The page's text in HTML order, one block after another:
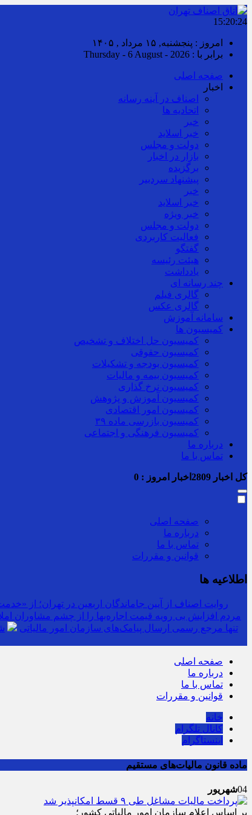
15:20:25
امروز : پنجشنبه, ۱۵ مرداد , ۱۴۰۵
برابر با : Thursday - 6 August - 2026
صفحه اصلی
اخبار
اصناف در آینه رسانه
اتحادیه ها
خبر
خبر اسلايد
دولت و مجلس
بازار در اخبار
برگزیده
پیشنهاد سردبیر
خبر
خبر اسلايد
خبر ویژه
دولت و مجلس
فعالیت کاربردی
گفتگو
هیئت رئیسه
یادداشت
چند رسانه ای
گالری فیلم
گالری عکس
سامانه آموزش
کمیسیون ها
کمیسیون حل اختلاف و تشخیص
کمیسیون حقوقی
کمیسیون بودجه و تشکیلات
کمیسیون بیمه و مالیات
کمیسیون نرخ گذاری
کمیسیون آموزش و پژوهش
کمیسیون امور اقتصادی
کمیسیون بازرسی ماده ۳۹
کمیسیون فرهنگی و اجتماعی
درباره ما
تماس با ما
کل اخبار اخبار امروز : 0
صفحه اصلی
درباره ما
تماس با ما
قوانین و مقررات
اطلاعیه ها
روایت اصناف از آیین جاماندگان اربعین در تهران؛ از
مردم افزایش بی رویه قیمت اجاره‌بها را از چشم مشاوران
سرشماره «MALIAT» تنها مرجع رسمی ارسال پیامک‌های سازمان امور مالیاتی
صفحه اصلی
درباره ما
تماس با ما
قوانین و مقررات
خانه
کانال تلگرام
اینستاگرام
ماده قانون مالیات‌های مستقیم
04شهریور
بر اساس اعلام سازمان امور مالیاتی کشور؛